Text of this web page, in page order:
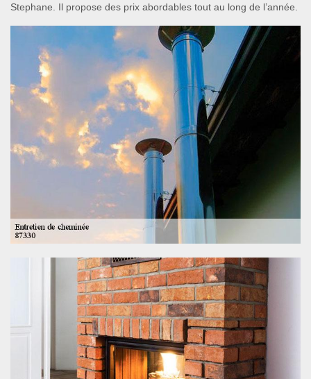
Stephane. Il propose des prix abordables tout au long de l’année.